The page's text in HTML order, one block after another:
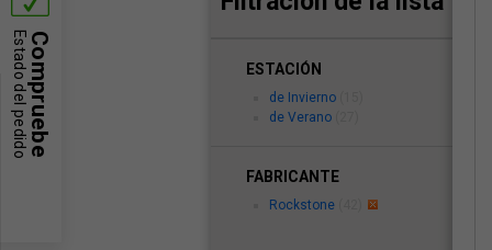
ESTACIÓN
de Invierno
de Verano
FABRICANTE
Rockstone
Compruebe
Estado del pedido